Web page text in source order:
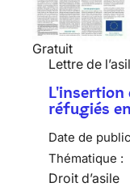
Gratuit
Lettre de
L'insertion
réfugiés
Date de
Thématique :
Droit d’asile